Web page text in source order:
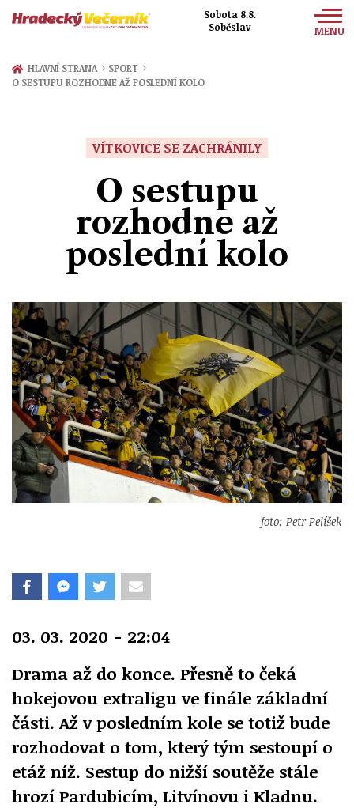
Sobota 8.8.
Soběslav
MENU
Zprávy
Společnost
HLAVNÍ STRANA › SPORT ›
O SESTUPU ROZHODNE AŽ POSLEDNÍ KOLO
VÍTKOVICE SE ZACHRÁNILY
O sestupu
rozhodne až
poslední kolo
foto: Petr Pelíšek
03. 03. 2020 - 22:04
Drama až do konce. Přesně to čeká
hokejovou extraligu ve finále základní
části. Až v posledním kole se totiž bude
rozhodovat o tom, který tým sestoupí o
etáž níž. Sestup do nižší soutěže stále
hrozí Pardubicím, Litvínovu i Kladnu.